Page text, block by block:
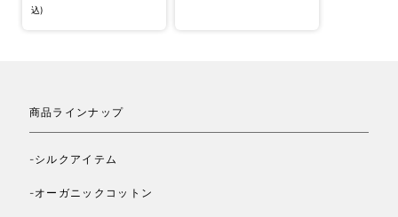
込)
商品ラインナップ
-シルクアイテム
-オーガニックコットン